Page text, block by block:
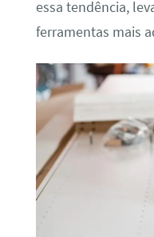
essa tendência,
ferramentas mais